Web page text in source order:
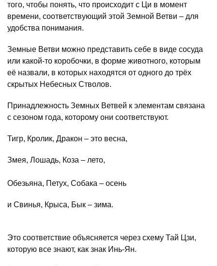
того, чтобы понять, что происходит с Ци в момент
времени, соответствующий этой Земной Ветви – для
удобства понимания.
Земные Ветви можно представить себе в виде сосуда
или какой-то коробочки, в форме животного, которым
её назвали, в которых находятся от одного до трёх
скрытых Небесных Стволов.
Принадлежность Земных Ветвей к элементам связана
с сезоном года, которому они соответствуют.
Тигр, Кролик, Дракон – это весна,
Змея, Лошадь, Коза – лето,
Обезьяна, Петух, Собака – осень
и Свинья, Крыса, Бык – зима.
Это соответствие объясняется через схему Тай Цзи,
которую все знают, как знак Инь-Ян.